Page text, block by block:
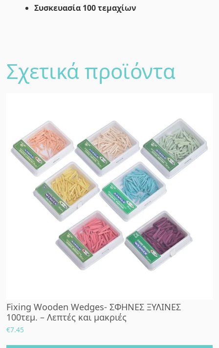
Συσκευασία 100 τεμαχίων
Σχετικά προϊόντα
Fixing Wooden Wedges- ΣΦΗΝΕΣ ΞΥΛΙΝΕΣ
100τεμ. – Λεπτές και μακριές
€7.45